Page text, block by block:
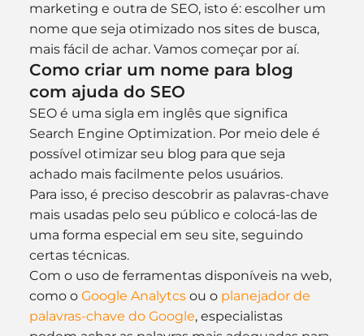
marketing e outra de SEO, isto é: escolher um
nome que seja otimizado nos sites de busca,
mais fácil de achar. Vamos começar por aí.
Como criar um nome para blog
com ajuda do SEO
SEO é uma sigla em inglês que significa
Search Engine Optimization. Por meio dele é
possível otimizar seu blog para que seja
achado mais facilmente pelos usuários.
Para isso, é preciso descobrir as palavras-chave
mais usadas pelo seu público e colocá-las de
uma forma especial em seu site, seguindo
certas técnicas.
Com o uso de ferramentas disponíveis na web,
como o Google Analytcs ou o planejador de
palavras-chave do Google, especialistas